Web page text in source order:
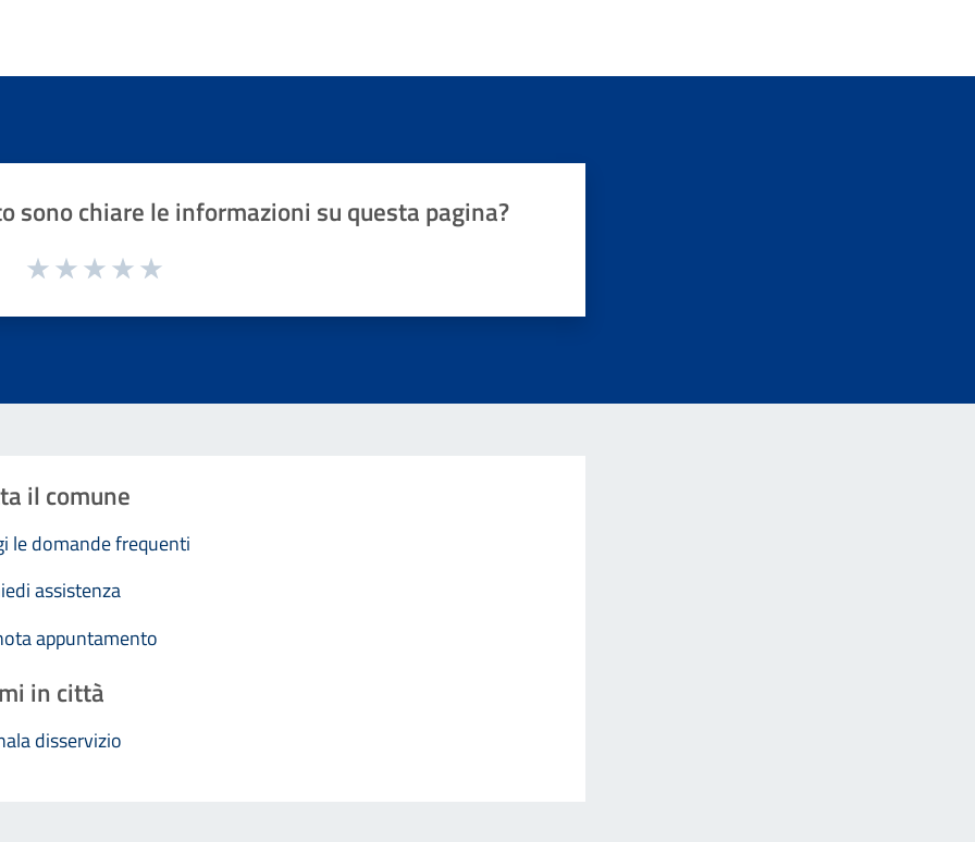
sono chiare le informazioni su questa pagina?
1 a 5 stelle la pagina
il comune
le domande frequenti
assistenza
appuntamento
in città
disservizio